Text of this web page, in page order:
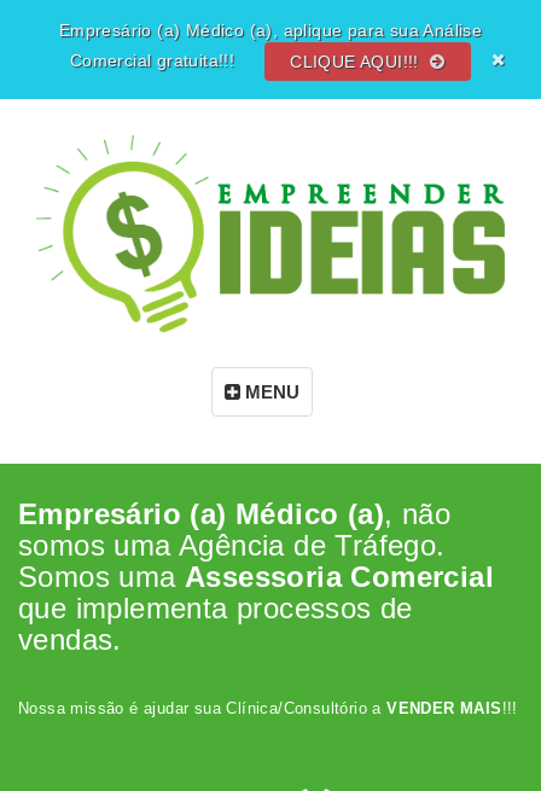
Empresário (a) Médico (a), aplique para sua Análise
Comercial gratuita!!!
CLIQUE AQUI!!!
MENU
Empresário (a) Médico (a), não
somos uma Agência de Tráfego.
Somos uma Assessoria Comercial
que implementa processos de
vendas.
Nossa missão é ajudar sua Clínica/Consultório aVENDER MAIS !!!